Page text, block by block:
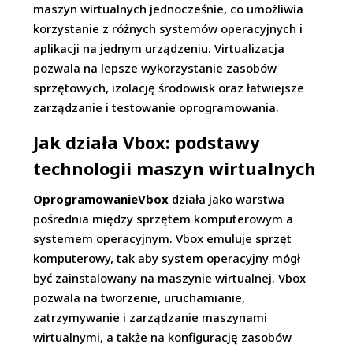
maszyn wirtualnych jednocześnie, co umożliwia
korzystanie z różnych systemów operacyjnych i
aplikacji na jednym urządzeniu. Virtualizacja
pozwala na lepsze wykorzystanie zasobów
sprzętowych, izolację środowisk oraz łatwiejsze
zarządzanie i testowanie oprogramowania.
Jak działa Vbox: podstawy
technologii maszyn wirtualnych
OprogramowanieVbox działa jako warstwa
pośrednia między sprzętem komputerowym a
systemem operacyjnym. Vbox emuluje sprzęt
komputerowy, tak aby system operacyjny mógł
być zainstalowany na maszynie wirtualnej. Vbox
pozwala na tworzenie, uruchamianie,
zatrzymywanie i zarządzanie maszynami
wirtualnymi, a także na konfigurację zasobów